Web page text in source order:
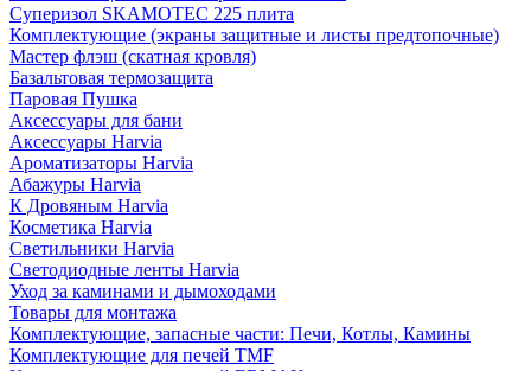
Суперизол SKAMOTEC 225 плита
Комплектующие (экраны защитные и листы предтопочные)
Мастер флэш (скатная кровля)
Базальтовая термозащита
Паровая Пушка
Аксессуары для бани
Аксессуары Harvia
Ароматизаторы Harvia
Абажуры Harvia
К Дровяным Harvia
Косметика Harvia
Светильники Harvia
Светодиодные ленты Harvia
Уход за каминами и дымоходами
Товары для монтажа
Комплектующие, запасные части: Печи, Котлы, Камины
Комплектующие для печей TMF